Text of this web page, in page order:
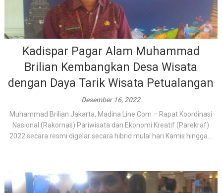
Kadispar Pagar Alam Muhammad
Brilian Kembangkan Desa Wisata
dengan Daya Tarik Wisata Petualangan
Desember 16, 2022
Muhammad Brilian Jakarta, Madina Line.Com – Rapat Koordinasi
Nasional (Rakornas) Pariwisata dan Ekonomi Kreatif (Parekraf)
2022 secara resmi digelar secara hibrid mulai hari Kamis hingga...